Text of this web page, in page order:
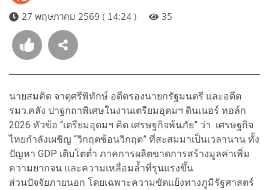
27 พฤษภาคม 2569 ( 14:24 )
35
นายสมคิด จาตุศรีพิทักษ์ อดีตรองนายกรัฐมนตรี และอดีต
รมว.คลัง ปาฐกถาพิเศษในงานเตรียมอุดมฯ ดินเนอร์ ทอล์ก
2026 หัวข้อ “เตรียมอุดมฯ คิด เศรษฐกิจพ้นภัย” ว่า เศรษฐกิจ
ไทยกำลังเผชิญ “วิกฤตซ้อนวิกฤต” ที่สะสมมาเป็นเวลานาน ทั้ง
ปัญหา GDP เติบโตต่ำ ภาคการผลิตขาดการสร้างมูลค่าเพิ่ม
ความยากจน และความเหลื่อมล้ำที่รุนแรงขึ้น
ส่วนปัจจัยภายนอก โดยเฉพาะความขัดแย้งทางภูมิรัฐศาสตร์